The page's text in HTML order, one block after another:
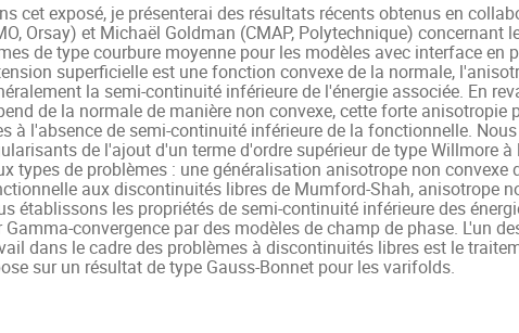
cet exposé, je présenterai des résultats récents obtenus en
Orsay) et Michaël Goldman (CMAP, Polytechnique) concernant
de type courbure moyenne pour les modèles avec interface en
superficielle est une fonction convexe de la normale,
la semi-continuité inférieure de l'énergie associée. En
de la normale de manière non convexe, cette forte anisotropie
à l'absence de semi-continuité inférieure de la fonctionnelle.
de l'ajout d'un terme d'ordre supérieur de type Willmore
types de problèmes : une généralisation anisotrope non convexe
aux discontinuités libres de Mumford-Shah, anisotrope
établissons les propriétés de semi-continuité inférieure des
Gamma-convergence par des modèles de champ de phase. L'un
dans le cadre des problèmes à discontinuités libres est le
sur un résultat de type Gauss-Bonnet pour les varifolds.